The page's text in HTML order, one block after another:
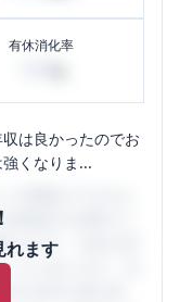
有休消化率
は良かったのでお
くなりま...
れます
性限定の企業口コ
やすさ・会社の評
さんあります。先
の会社の姿を知